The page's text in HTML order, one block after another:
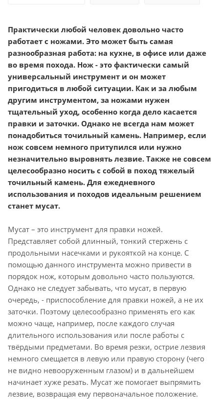
Практически любой человек довольно часто
работает с ножами. Это может быть самая
разнообразная работа: на кухне, в офисе или даже
во время похода. Нож - это фактически самый
универсальный инструмент и он может
пригодиться в любой ситуации. Как и за любым
другим инструментом, за ножами нужен
тщательный уход, особенно когда дело касается
правки и заточки. Однако не всегда нам может
понадобиться точильный камень. Например, если
нож совсем немного притупился или нужно
незначительно выровнять лезвие. Также не совсем
целесообразно носить с собой в поход тяжелый
точильный камень. Для ежедневного
использования и походов идеальным решением
станет мусат.
Мусат – это инструмент для правки ножей.
Представляет собой длинный, тонкий стержень с
продольными насечками и рукояткой на конце. С
помощью данного инструмента можно привести в
порядок нож, которым довольно часто пользуются.
Однако не следует забывать, что мусат, в первую
очередь, - приспособление для правки ножей, а не их
заточки. Поэтому целесообразно применять его как
можно чаще, например, после каждого случая
длительного использования или после работы с
твёрдыми предметами. Во время резки, острие лезвия
немного смещается в левую или правую сторону (чего
не видно невооруженным глазом) и в дальнейшем
начинает хуже резать. Мусат же помогает выпрямить
лезвие, возвращая ему первоначальное положение.